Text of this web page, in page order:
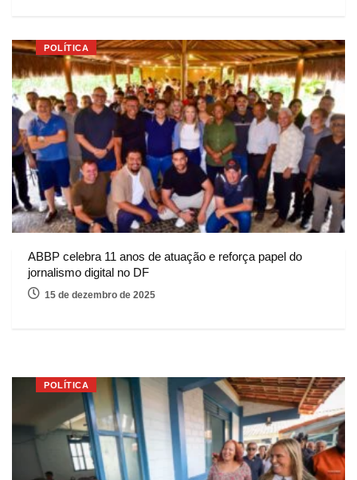
POLÍTICA
ABBP celebra 11 anos de atuação e reforça papel do
jornalismo digital no DF
15 de dezembro de 2025
POLÍTICA